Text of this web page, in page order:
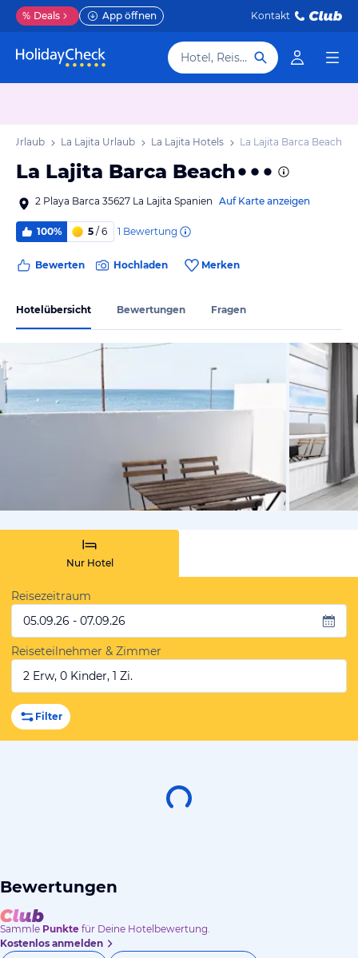
% Deals App öffnen Kontakt
Hotel, Reiseziel
Urlaub La Lajita Urlaub La Lajita Hotels La Lajita Barca Beach
La Lajita Barca Beach
2 Playa Barca 35627 La Lajita Spanien Auf Karte anzeigen
100% 5 / 6 1 Bewertung
Bewerten Hochladen Merken
Hotelübersicht Bewertungen Fragen
von
Nur Hotel
Reisezeitraum
05.09.26 - 07.09.26
Reiseteilnehmer & Zimmer
2 Erw, 0 Kinder, 1 Zi.
Filter
Bewertungen
Sammle Punkte für Deine Hotelbewertung.
Kostenlos anmelden